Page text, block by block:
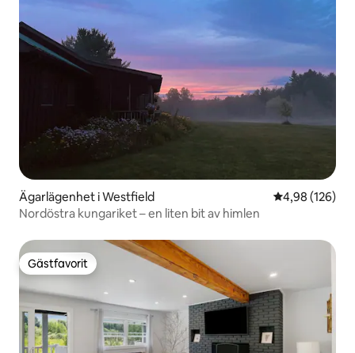
Ägarlägenhet i Westfield 4,98 av 5 i
4,98 (126)
Nordöstra kungariket – en liten bit av himlen
Gästfavorit
Gästfavorit